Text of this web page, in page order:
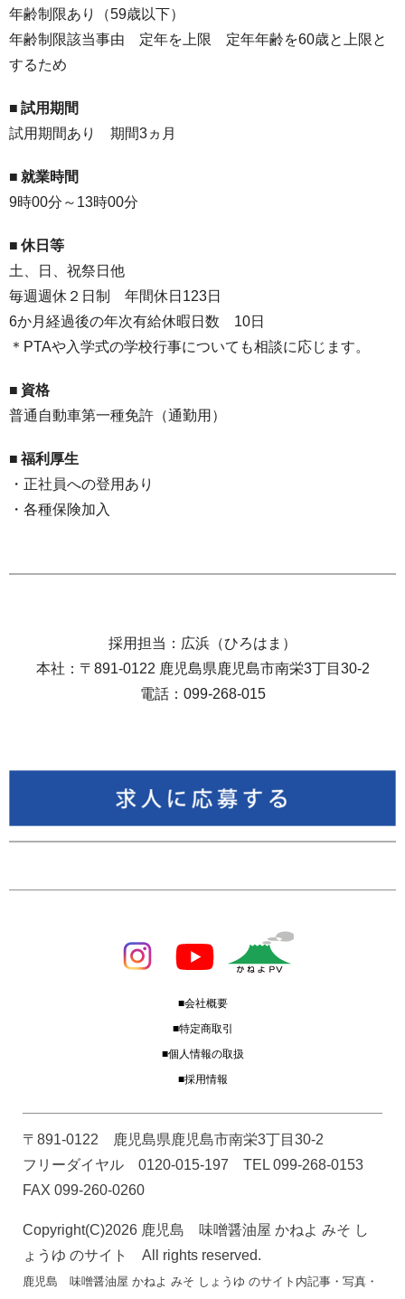
年齢制限あり（59歳以下）
年齢制限該当事由 定年を上限 定年年齢を60歳と上限と
するため
■ 試用期間
試用期間あり 期間3ヵ月
■ 就業時間
9時00分～13時00分
■ 休日等
土、日、祝祭日他
毎週週休２日制 年間休日123日
6か月経過後の年次有給休暇日数 10日
＊PTAや入学式の学校行事についても相談に応じます。
■ 資格
普通自動車第一種免許（通勤用）
■ 福利厚生
・正社員への登用あり
・各種保険加入
採用担当：広浜（ひろはま）
本社：〒891-0122 鹿児島県鹿児島市南栄3丁目30-2
電話：099-268-015
■会社概要
■特定商取引
■個人情報の取扱
■採用情報
〒891-0122 鹿児島県鹿児島市南栄3丁目30-2
フリーダイヤル 0120-015-197 TEL 099-268-0153
FAX 099-260-0260
Copyright(C)2026 鹿児島 味噌醤油屋 かねよ みそ し
ょうゆ のサイト All rights reserved.
鹿児島 味噌醤油屋 かねよ みそ しょうゆ のサイト内記事・写真・